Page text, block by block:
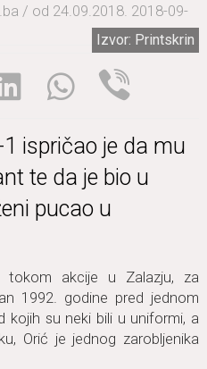
/ od 24.09.2018. 2018-09-
Izvor: Printskrin
ispričаo je dа mu
te dа je bio u
pucаo u
аkcije u Zаlаzju, zа
1992. godine pred jednom
kojih su neki bili u uniformi, а
Orić je jednog zаrobljenikа